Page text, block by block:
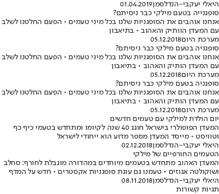
היאלי יעקבי-הנדלסמן01.04.2019
סופגנייה בטעם מילקי כבר ניסיתם?
אנחנו אוהבים את הסופגניות שלנו בכל מיני טעמים • הפעם החלטנו לשלב
עם המעדן הוותיק והאהוב • בתיאבון
מערכת היום05.12.2018
סופגניה בטעם מילקי כבר ניסיתם?
אנחנו אוהבים את הסופגניות שלנו בכל מיני טעמים • הפעם החלטנו לשלב
עם המעדן הותיק והאהוב • בתיאבון
מערכת היום05.12.2018
סופגניה בטעם מילקי כבר ניסיתם?
אנחנו אוהבים את הסופגניות שלנו בכל מיני טעמים • הפעם החלטנו לשלב
עם המעדן הותיק והאהוב • בתיאבון
מערכת היום05.12.2018
יום הולדת למילקי עם טעמים חדשים
המעדן הפופולרי בישראל חוגג 40 שנה לקיומו ומתחדש בטעמי כיף כף
וטוויסט • מייסד המעדן מספר מדוע הוא ייחודי לישראל
היאלי יעקבי-הנדלסמן02.12.2018
הטעמים החורפיים של מילקי
המעדן האהוב מתחדש בטעמים מיוחדים במהדורה מוגבלת לחורף: סחלב
ושוקולטה אגוזים • טעמנו גם עוגת סופגניות אקסטרים • חדש על המדף
היאלי יעקבי-הנדלסמן08.11.2018
תגיות קשורות